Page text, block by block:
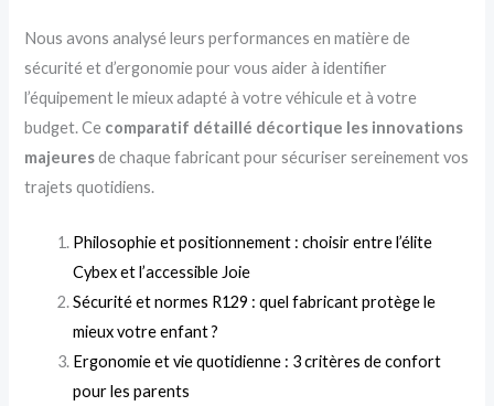
Nous avons analysé leurs performances en matière de
sécurité et d’ergonomie pour vous aider à identifier
l’équipement le mieux adapté à votre véhicule et à votre
budget. Ce comparatif détaillé décortique les innovations
majeuresde chaque fabricant pour sécuriser sereinement vos
trajets quotidiens.
Philosophie et positionnement : choisir entre l’élite
Cybex et l’accessible Joie
Sécurité et normes R129 : quel fabricant protège le
mieux votre enfant ?
Ergonomie et vie quotidienne : 3 critères de confort
pour les parents